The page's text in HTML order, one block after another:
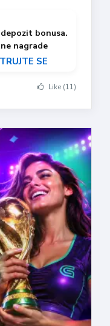
bonusa.
nagrade
SE
Like (11)